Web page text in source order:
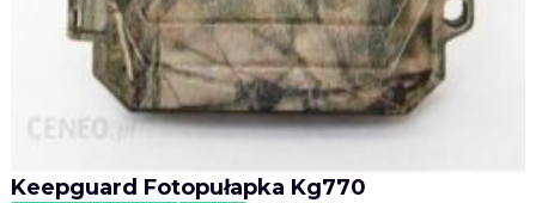
Keepguard Fotopułapka Kg770